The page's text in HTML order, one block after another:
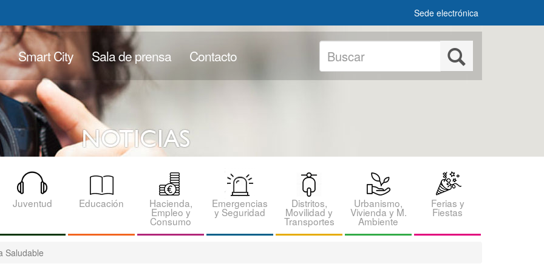
Sede electrónica
Smart City Sala de prensa Contacto Buscar
Juventud Educación Hacienda,
Empleo y
Consumo
Emergencias
y Seguridad
Distritos,
Movilidad y
Transportes
Urbanismo,
Vivienda y M.
Ambiente
Ferias y
Fiestas
Saludable